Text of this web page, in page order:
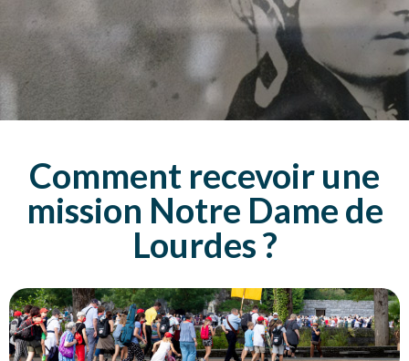
Calendrier des disponibilités
Missions passées
Comment recevoir une
mission Notre Dame de
Lourdes ?